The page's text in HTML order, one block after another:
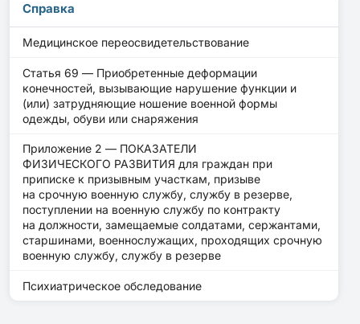
Справка
Медицинское переосвидетельствование
Статья 69 — Приобретенные деформации
конечностей, вызывающие нарушение функции и
(или) затрудняющие ношение военной формы
одежды, обуви или снаряжения
Приложение 2 — ПОКАЗАТЕЛИ
ФИЗИЧЕСКОГО РАЗВИТИЯ для граждан при
приписке к призывным участкам, призыве
на срочную военную службу, службу в резерве,
поступлении на военную службу по контракту
на должности, замещаемые солдатами, сержантами,
старшинами, военнослужащих, проходящих срочную
военную службу, службу в резерве
Психиатрическое обследование